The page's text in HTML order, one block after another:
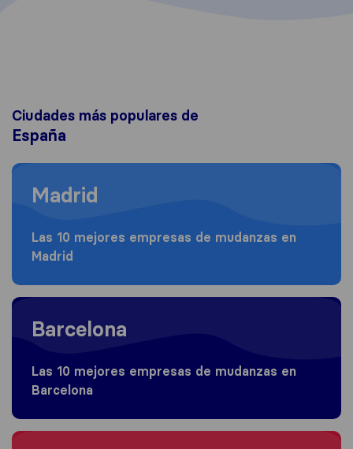
Ciudades más populares de
España
Moving to Madrid
Madrid
Las 10 mejores empresas de mudanzas en
Madrid
Moving to Barcelona
Barcelona
Las 10 mejores empresas de mudanzas en
Barcelona
Moving to Valencia